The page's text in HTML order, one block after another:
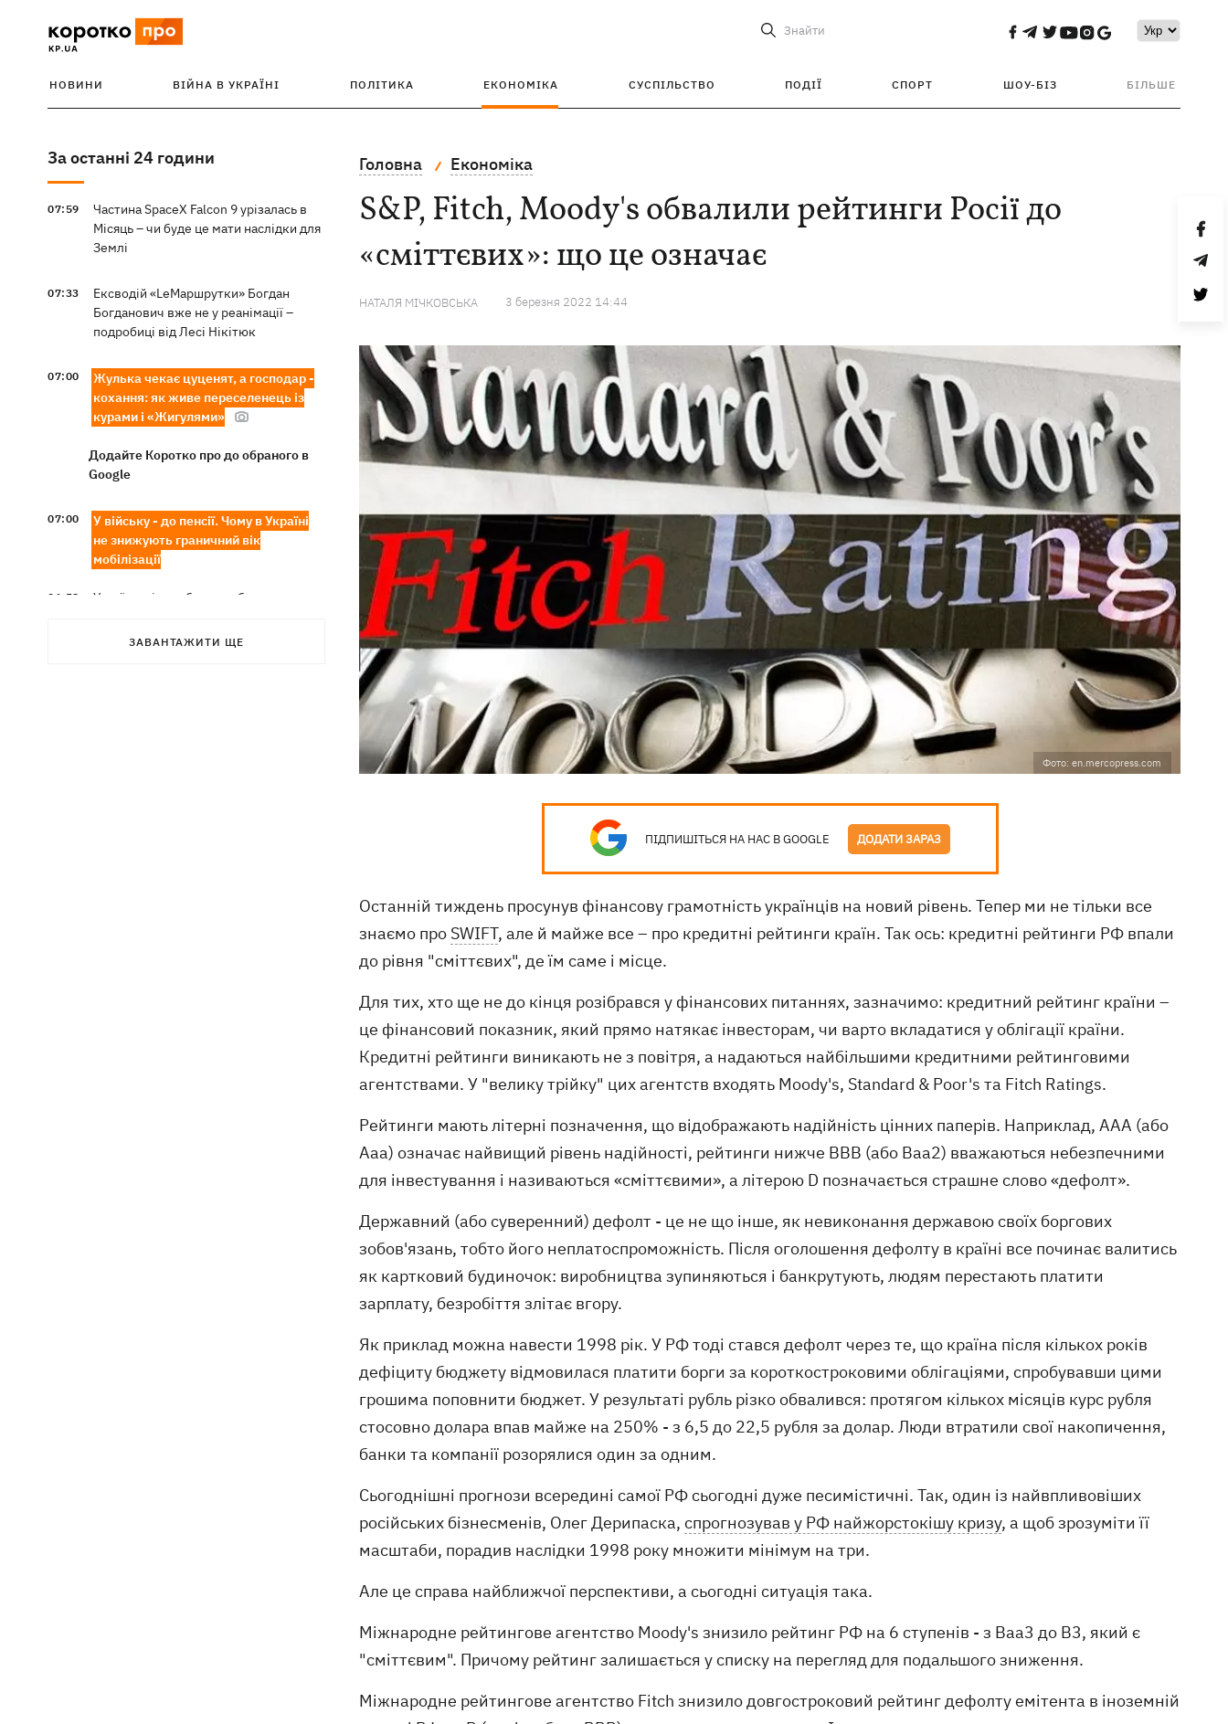
Знайти
НОВИНИ ВІЙНА В УКРАЇНІ ПОЛІТИКА ЕКОНОМІКА СУСПІЛЬСТВО ПОДІЇ СПОРТ ШОУ-БІЗ БІЛЬШЕ
За останні 24 години
07:59
Частина SpaceX Falcon 9 урізалась в
Місяць – чи буде це мати наслідки для
Землі
07:33
Ексводій «LeМаршрутки» Богдан
Богданович вже не у реанімації –
подробиці від Лесі Нікітюк
07:00
Жулька чекає цуценят, а господар -
кохання: як живе переселенець із
курами і «Жигулями»
Додайте Коротко про до обраного в
Google
07:00
У війську - до пенсії. Чому в Україні
не знижують граничний вік
мобілізації
06:58
Українські стрибуни здобули «золото»
ЗАВАНТАЖИТИ ЩЕ
Головна Економіка
S&P, Fitch, Moody's обвалили рейтинги Росії до
«сміттєвих»: що це означає
НАТАЛЯ МІЧКОВСЬКА 3 березня 2022 14:44
Фото: en.mercopress.com
ПІДПИШІТЬСЯ НА НАС В GOOGLE ДОДАТИ ЗАРАЗ
Останній тиждень просунув фінансову грамотність українців на новий рівень. Тепер ми не тільки все
знаємо про SWIFT, але й майже все – про кредитні рейтинги країн. Так ось: кредитні рейтинги РФ впали
до рівня "сміттєвих", де їм саме і місце.
Для тих, хто ще не до кінця розібрався у фінансових питаннях, зазначимо: кредитний рейтинг країни –
це фінансовий показник, який прямо натякає інвесторам, чи варто вкладатися у облігації країни.
Кредитні рейтинги виникають не з повітря, а надаються найбільшими кредитними рейтинговими
агентствами. У "велику трійку" цих агентств входять Moody's, Standard & Poor's та Fitch Ratings.
Рейтинги мають літерні позначення, що відображають надійність цінних паперів. Наприклад, ААА (або
Ааа) означає найвищий рівень надійності, рейтинги нижче ВВВ (або Ваа2) вважаються небезпечними
для інвестування і називаються «сміттєвими», а літерою D позначається страшне слово «дефолт».
Державний (або суверенний) дефолт - це не що інше, як невиконання державою своїх боргових
зобов'язань, тобто його неплатоспроможність. Після оголошення дефолту в країні все починає валитись
як картковий будиночок: виробництва зупиняються і банкрутують, людям перестають платити
зарплату, безробіття злітає вгору.
Як приклад можна навести 1998 рік. У РФ тоді стався дефолт через те, що країна після кількох років
дефіциту бюджету відмовилася платити борги за короткостроковими облігаціями, спробувавши цими
грошима поповнити бюджет. У результаті рубль різко обвалився: протягом кількох місяців курс рубля
стосовно долара впав майже на 250% - з 6,5 до 22,5 рубля за долар. Люди втратили свої накопичення,
банки та компанії розорялися один за одним.
Сьогоднішні прогнози всередині самої РФ сьогодні дуже песимістичні. Так, один із найвпливовіших
російських бізнесменів, Олег Дерипаска, спрогнозував у РФ найжорстокішу кризу, а щоб зрозуміти її
масштаби, порадив наслідки 1998 року множити мінімум на три.
Але це справа найближчої перспективи, а сьогодні ситуація така.
Міжнародне рейтингове агентство Moody's знизило рейтинг РФ на 6 ступенів - з Baa3 до В3, який є
"сміттєвим". Причому рейтинг залишається у списку на перегляд для подальшого зниження.
Міжнародне рейтингове агентство Fitch знизило довгостроковий рейтинг дефолту емітента в іноземній